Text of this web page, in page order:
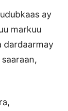
ay
markuu
dardaarmay
saaraan,